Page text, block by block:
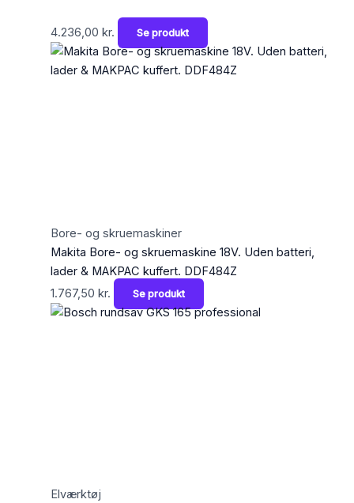
4.236,00 kr. Se produkt
Bore- og skruemaskiner
Makita Bore- og skruemaskine 18V. Uden batteri,
lader & MAKPAC kuffert. DDF484Z
1.767,50 kr. Se produkt
Elværktøj